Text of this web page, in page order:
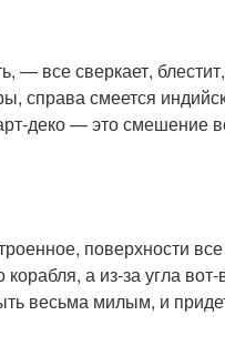
— все сверкает,
справа смеется
деко — это смешение
поверхности
а из-за угла
весьма милым, и